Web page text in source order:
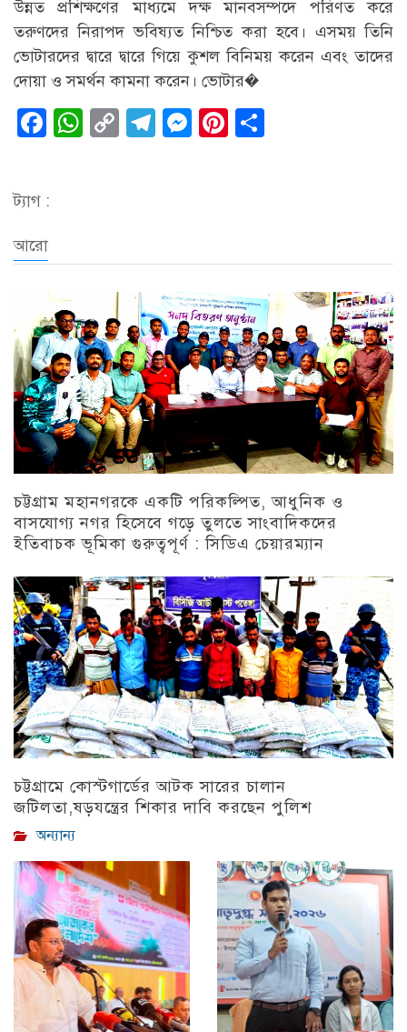
উন্নত প্রশিক্ষণের মাধ্যমে দক্ষ মানবসম্পদে পরিণত করে
তরুণদের নিরাপদ ভবিষ্যত নিশ্চিত করা হবে। এসময় তিনি
ভোটারদের দ্বারে দ্বারে গিয়ে কুশল বিনিময় করেন এবং তাদের
দোয়া ও সমর্থন কামনা করেন। ভোটার�
Facebook
WhatsApp
CopyTelegram
Messenger
Pinterest
ট্যাগ :
আরো
চট্টগ্রাম মহানগরকে একটি পরিকল্পিত, আধুনিক ও
বাসযোগ্য নগর হিসেবে গড়ে তুলতে সাংবাদিকদের
ইতিবাচক ভূমিকা গুরুত্বপূর্ণ : সিডিএ চেয়ারম্যান
চট্টগ্রামে কোস্টগার্ডের আটক সারের চালান
জটিলতা,ষড়যন্ত্রের শিকার দাবি করছেন পুলিশ
অন্যান্য